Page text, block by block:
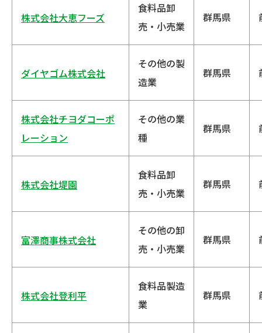
株式会社大恵フーズ
食料品卸
売・小売業
群馬県
ダイヤゴム株式会社
その他の製
造業
群馬県
株式会社チヨダコーポ
レーション
その他の業
種
群馬県
株式会社堤園
食料品卸
売・小売業
群馬県
富澤商事株式会社
その他の卸
売・小売業
群馬県
株式会社登利平
食料品製造
業
群馬県